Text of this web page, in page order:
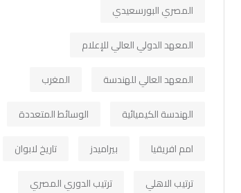
المصري البورسعيدي
المعهد الدولي العالي للإعلام
المعهد العالي للهندسة
المغرب
الهندسة الكيميائية
الوسائط المتعددة
امم افريقيا
بيراميدز
تاريخ لابوان
ترتيب الاهلي
ترتيب الدوري المصري